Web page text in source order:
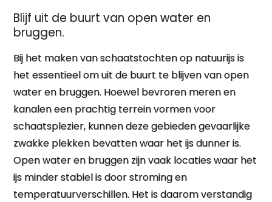
Blijf uit de buurt van open water en
bruggen.
Bij het maken van schaatstochten op natuurijs is
het essentieel om uit de buurt te blijven van open
water en bruggen. Hoewel bevroren meren en
kanalen een prachtig terrein vormen voor
schaatsplezier, kunnen deze gebieden gevaarlijke
zwakke plekken bevatten waar het ijs dunner is.
Open water en bruggen zijn vaak locaties waar het
ijs minder stabiel is door stroming en
temperatuurverschillen. Het is daarom verstandig